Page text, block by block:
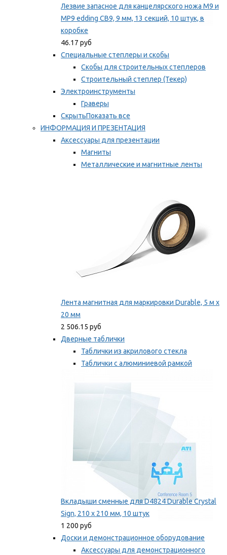
Лезвие запасное для канцелярского ножа M9 и
MP9 edding CB9, 9 мм, 13 секций, 10 штук, в
коробке
46.17 руб
Специальные степлеры и скобы
Скобы для строительных степлеров
Строительный степлер (Текер)
Электроинструменты
Граверы
СкрытьПоказать все
ИНФОРМАЦИЯ И ПРЕЗЕНТАЦИЯ
Аксессуары для презентации
Магниты
Металлические и магнитные ленты
Лента магнитная для маркировки Durable, 5 м х
20 мм
2 506.15 руб
Дверные таблички
Таблички из акрилового стекла
Таблички с алюминиевой рамкой
Вкладыши сменные для D4824 Durable Crystal
Sign, 210 x 210 мм, 10 штук
1 200 руб
Доски и демонстрационное оборудование
Аксессуары для демонстрационного